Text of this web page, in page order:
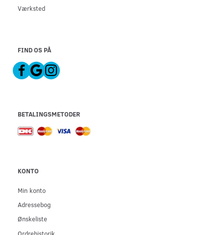
Værksted
FIND OS PÅ
BETALINGSMETODER
KONTO
Min konto
Adressebog
Ønskeliste
Ordrehistorik